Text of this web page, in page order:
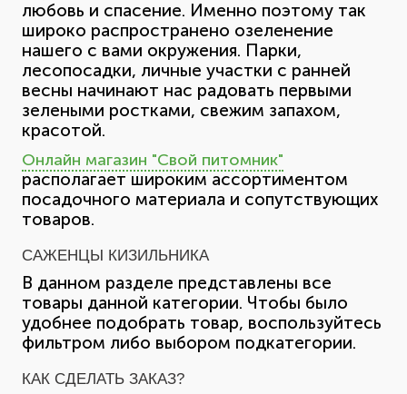
любовь и спасение. Именно поэтому так
широко распространено озеленение
нашего с вами окружения. Парки,
лесопосадки, личные участки с ранней
весны начинают нас радовать первыми
зелеными ростками, свежим запахом,
красотой.
Онлайн магазин "Свой питомник"
располагает широким ассортиментом
посадочного материала и сопутствующих
товаров.
САЖЕНЦЫ КИЗИЛЬНИКА
В данном разделе представлены все
товары данной категории. Чтобы было
удобнее подобрать товар, воспользуйтесь
фильтром либо выбором подкатегории.
КАК СДЕЛАТЬ ЗАКАЗ?